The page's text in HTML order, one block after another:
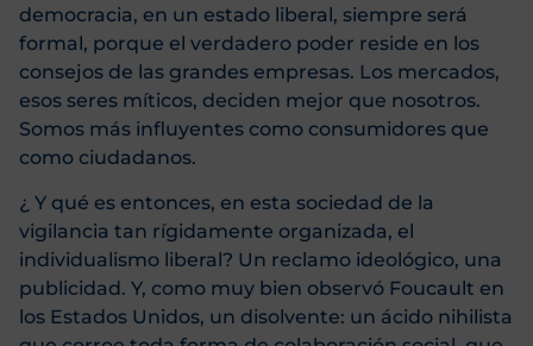
democracia, en un estado liberal, siempre será
formal, porque el verdadero poder reside en los
consejos de las grandes empresas. Los mercados,
esos seres míticos, deciden mejor que nosotros.
Somos más influyentes como consumidores que
como ciudadanos.
¿ Y qué es entonces, en esta sociedad de la
vigilancia tan rígidamente organizada, el
individualismo liberal? Un reclamo ideológico, una
publicidad. Y, como muy bien observó Foucault en
los Estados Unidos, un disolvente: un ácido nihilista